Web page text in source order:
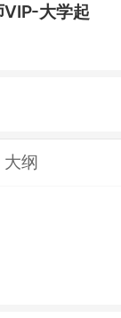
VIP-大学起
大纲